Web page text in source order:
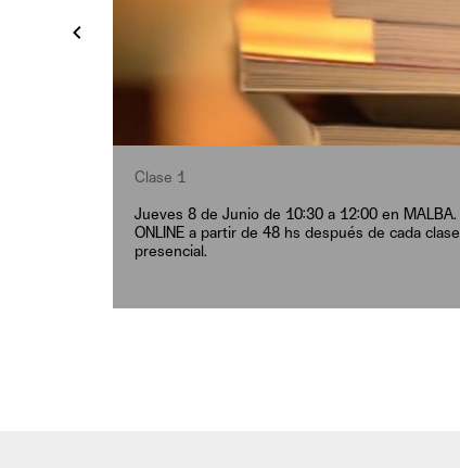
Clase 1
Jueves 8 de Junio de 10:30 a 12:00 en MALBA.
ONLINE a partir de 48 hs después de cada clase
presencial.